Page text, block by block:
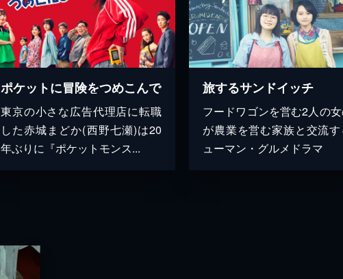
ポケットに冒険をつめこんで
東京の小さな広告代理店に転職
した赤城まどか(西野七瀬)は20
年ぶりに『ポケットモンス...
旅するサンドイッチ
フードワゴンを営む2人の
が農業を営む家族と交流す
ューマン・グルメドラマ